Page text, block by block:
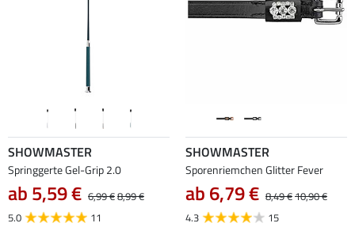
SHOWMASTER
Springgerte Gel-Grip 2.0
ab 5,59 € 6,99 €8,99 €
5.0
11
SHOWMASTER
Sporenriemchen Glitter Fever
ab 6,79 € 8,49 €10,90 €
4.3
15